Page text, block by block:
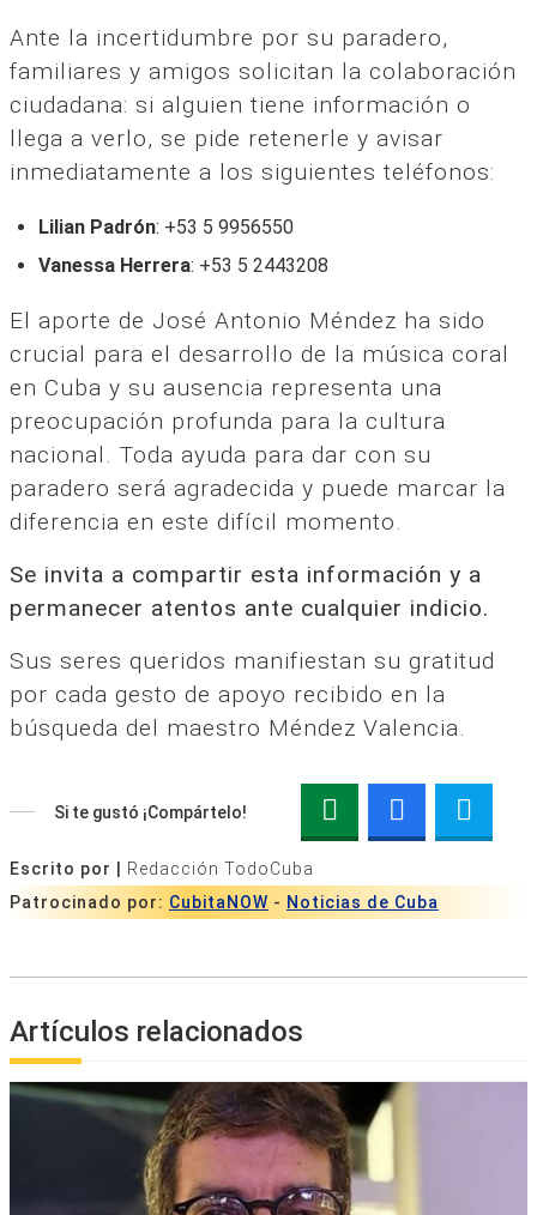
Ante la incertidumbre por su paradero,
familiares y amigos solicitan la colaboración
ciudadana: si alguien tiene información o
llega a verlo, se pide retenerle y avisar
inmediatamente a los siguientes teléfonos:
Lilian Padrón: +53 5 9956550
Vanessa Herrera: +53 5 2443208
El aporte de José Antonio Méndez ha sido
crucial para el desarrollo de la música coral
en Cuba y su ausencia representa una
preocupación profunda para la cultura
nacional. Toda ayuda para dar con su
paradero será agradecida y puede marcar la
diferencia en este difícil momento.
Se invita a compartir esta información y a
permanecer atentos ante cualquier indicio.
Sus seres queridos manifiestan su gratitud
por cada gesto de apoyo recibido en la
búsqueda del maestro Méndez Valencia.
Si te gustó ¡Compártelo!
Escrito por |
Redacción TodoCuba
Patrocinado por: CubitaNOW - Noticias de Cuba
Artículos relacionados